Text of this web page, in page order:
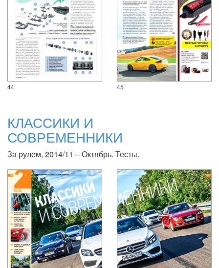
44 45
КЛАССИКИ И
СОВРЕМЕННИКИ
За рулем, 2014/11 – Октябрь. Тесты.